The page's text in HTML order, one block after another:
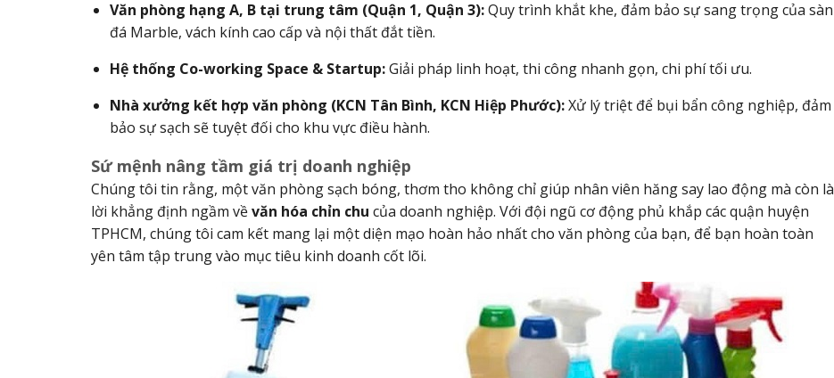
Văn phòng hạng A, B tại trung tâm (Quận 1, Quận 3):Quy trình khắt khe, đảm bảo sự sang trọng của sàn
đá Marble, vách kính cao cấp và nội thất đắt tiền.
Hệ thống Co-working Space & Startup:Giải pháp linh hoạt, thi công nhanh gọn, chi phí tối ưu.
Nhà xưởng kết hợp văn phòng (KCN Tân Bình, KCN Hiệp Phước):Xử lý triệt để bụi bẩn công nghiệp, đảm
bảo sự sạch sẽ tuyệt đối cho khu vực điều hành.
Sứ mệnh nâng tầm giá trị doanh nghiệp
Chúng tôi tin rằng, một văn phòng sạch bóng, thơm tho không chỉ giúp nhân viên hăng say lao động mà còn là
lời khẳng định ngầm vềvăn hóa chỉn chu của doanh nghiệp. Với đội ngũ cơ động phủ khắp các quận huyện
TPHCM, chúng tôi cam kết mang lại một diện mạo hoàn hảo nhất cho văn phòng của bạn, để bạn hoàn toàn
yên tâm tập trung vào mục tiêu kinh doanh cốt lõi.